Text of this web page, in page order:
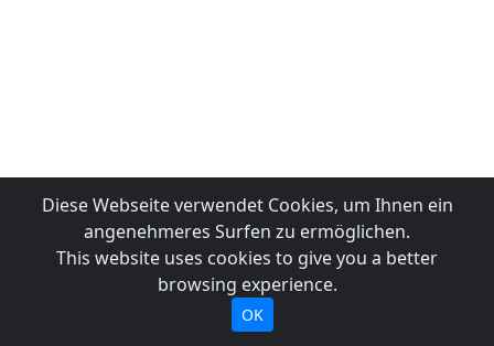
Diese Webseite verwendet Cookies, um Ihnen ein
angenehmeres Surfen zu ermöglichen.
This website uses cookies to give you a better
browsing experience.
OK